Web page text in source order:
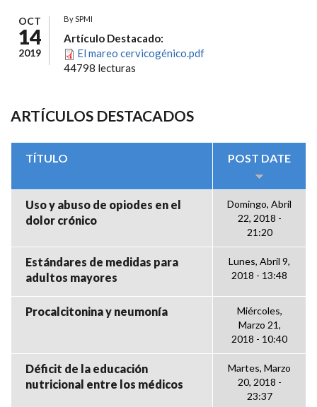
OCT
14
2019
BySPMI
Artículo Destacado:
El mareo cervicogénico.pdf
44798 lecturas
ARTÍCULOS DESTACADOS
TÍTULO POST DATE
Uso y abuso de opiodes en el
dolor crónico
Domingo, Abril
22, 2018 -
21:20
Estándares de medidas para
adultos mayores
Lunes, Abril 9,
2018 - 13:48
Procalcitonina y neumonía
Miércoles,
Marzo 21,
2018 - 10:40
Déficit de la educación
nutricional entre los médicos
Martes, Marzo
20, 2018 -
23:37